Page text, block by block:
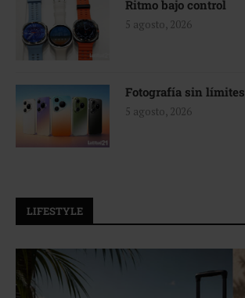
Ritmo bajo control
5 agosto, 2026
Fotografía sin límites
5 agosto, 2026
LIFESTYLE